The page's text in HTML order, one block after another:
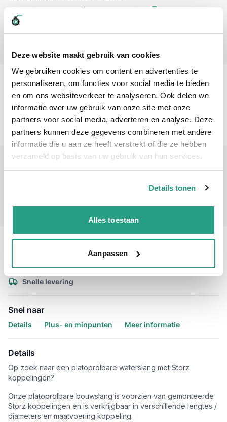
Deze website maakt gebruik van cookies
We gebruiken cookies om content en advertenties te
personaliseren, om functies voor social media te bieden
en om ons websiteverkeer te analyseren. Ook delen we
informatie over uw gebruik van onze site met onze
partners voor social media, adverteren en analyse. Deze
partners kunnen deze gegevens combineren met andere
informatie die u aan ze heeft verstrekt of die ze hebben
verzameld op basis van uw gebruik van hun services.
Details tonen
Alles toestaan
Aanpassen
76mm / NA89
SB01511076-20 meter
€ 166,30
Aantal voor Plat oprolbare / brandweerslang voor bouw en industrie
SB01511076-30 meter
76mm / NA89
+
-
Professioneel advies
15.000 producten uit voorraad
Hoge klantbeoordelingen: 9/10
Snelle levering
Snel naar
Details Plus- en minpunten Meer informatie
Details
Op zoek naar een platoprolbare waterslang met Storz
koppelingen?
Onze platoprolbare bouwslang is voorzien van gemonteerde
Storz koppelingen en is verkrijgbaar in verschillende lengtes /
diameters en maatvoering koppeling.